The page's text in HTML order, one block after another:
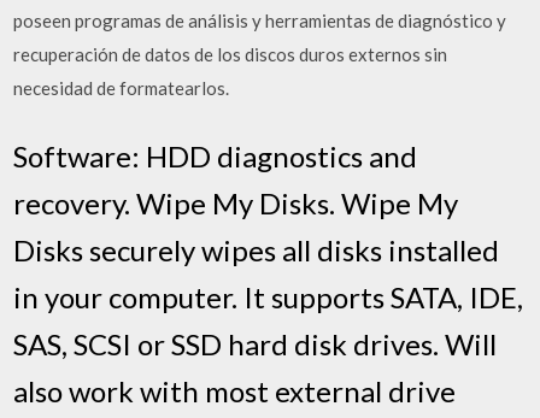
poseen programas de análisis y herramientas de diagnóstico y
recuperación de datos de los discos duros externos sin
necesidad de formatearlos.
Software: HDD diagnostics and
recovery. Wipe My Disks. Wipe My
Disks securely wipes all disks installed
in your computer. It supports SATA, IDE,
SAS, SCSI or SSD hard disk drives. Will
also work with most external drive